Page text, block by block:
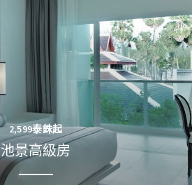
离开日期:
9 八月 2026
星期日
2,599泰銖起
池景高級房